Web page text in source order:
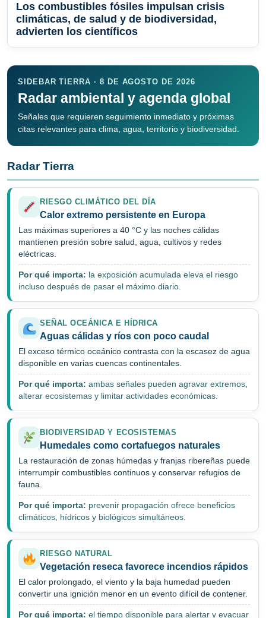
Los combustibles fósiles impulsan crisis
climáticas, de salud y de biodiversidad,
advierten los científicos
SIDEBAR TIERRA · 8 DE AGOSTO DE 2026
Radar ambiental y agenda global
Señales que requieren seguimiento inmediato y próximas
citas relevantes para clima, agua, territorio y biodiversidad.
Radar Tierra
RIESGO CLIMÁTICO DEL DÍA
Calor extremo persistente en Europa
Las máximas superiores a 40 °C y las noches cálidas
mantienen presión sobre salud, agua, cultivos y redes
eléctricas.
Por qué importa: la exposición acumulada eleva el riesgo
incluso después de pasar el máximo diario.
SEÑAL OCEÁNICA E HÍDRICA
Aguas cálidas y ríos con poco caudal
El exceso térmico oceánico contrasta con la escasez de agua
disponible en varias cuencas continentales.
Por qué importa: ambas señales pueden agravar extremos,
alterar ecosistemas y limitar actividades económicas.
BIODIVERSIDAD Y ECOSISTEMAS
Humedales como cortafuegos naturales
La restauración de zonas húmedas y franjas ribereñas puede
interrumpir combustibles continuos y conservar refugios de
fauna.
Por qué importa: prevenir propagación ofrece beneficios
climáticos, hídricos y biológicos simultáneos.
RIESGO NATURAL
Vegetación reseca favorece incendios rápidos
El calor prolongado, el viento y la baja humedad pueden
convertir una ignición menor en un evento difícil de contener.
Por qué importa: el tiempo disponible para alertar y evacuar